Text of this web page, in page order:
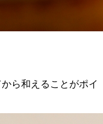
ら和えることがポイ